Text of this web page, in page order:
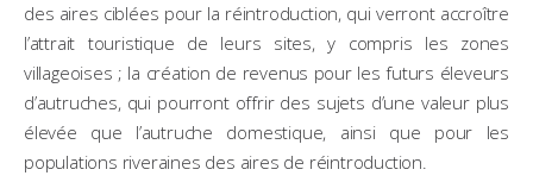
des aires ciblées pour la réintroduction, qui verront accroître
l’attrait touristique de leurs sites, y compris les zones
villageoises ; la création de revenus pour les futurs éleveurs
d’autruches, qui pourront offrir des sujets d’une valeur plus
élevée que l’autruche domestique, ainsi que pour les
populations riveraines des aires de réintroduction.